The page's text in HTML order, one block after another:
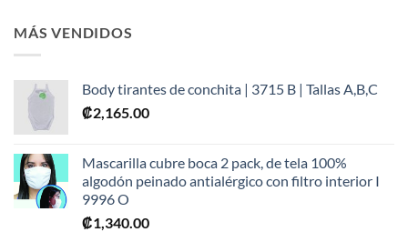
MÁS VENDIDOS
Body tirantes de conchita | 3715 B | Tallas A,B,C
₡2,165.00
Mascarilla cubre boca 2 pack, de tela 100%
algodón peinado antialérgico con filtro interior I
9996 O
₡1,340.00